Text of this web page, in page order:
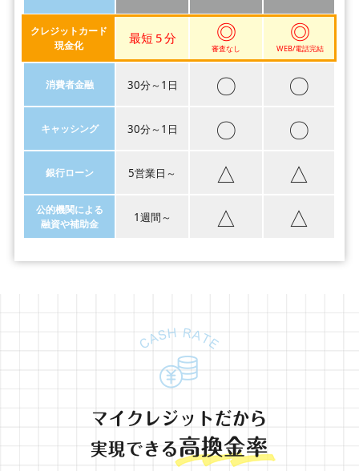
クレジットカード
現金化
最短 5 分 ◎
審査なし
◎
WEB/電話完結
消費者金融 30分～1日 〇 〇
キャッシング 30分～1日 〇 〇
銀行ローン 5営業日～ △ △
公的機関による
融資や補助金
1週間～ △ △
マイクレジットだから
実現できる高換金率